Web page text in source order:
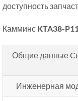
доступность
Камминс KTA38-
Общие данные
Инженерная